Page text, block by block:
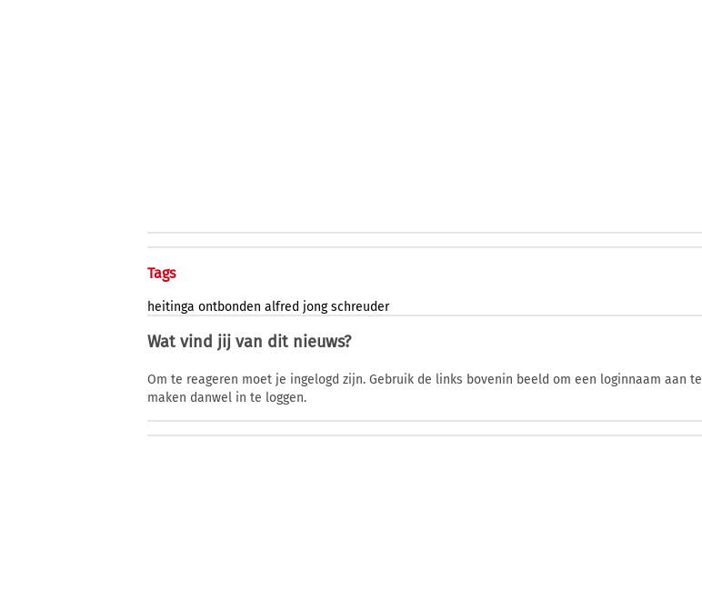
Tags
heitinga ontbonden alfred jong schreuder
Wat vind jij van dit nieuws?
Om te reageren moet je ingelogd zijn. Gebruik de links bovenin beeld om een loginnaam aan te
maken danwel in te loggen.